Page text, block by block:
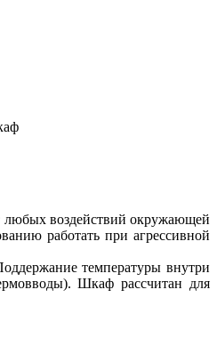
любых воздействий окружающей
работать при агрессивной
температуры внутри
Шкаф рассчитан для